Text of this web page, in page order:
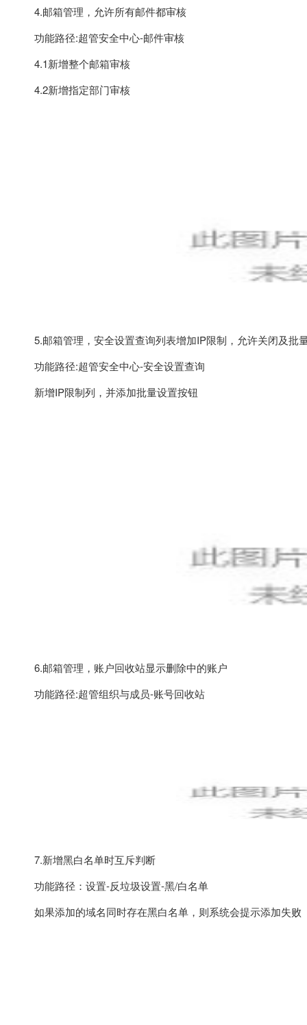
4.邮箱管理，允许所有邮件都审核
功能路径:超管安全中心-邮件审核
4.1新增整个邮箱审核
4.2新增指定部门审核
5.邮箱管理，安全设置查询列表增加IP限制，允许关闭及批
功能路径:超管安全中心-安全设置查询
新增IP限制列，并添加批量设置按钮
6.邮箱管理，账户回收站显示删除中的账户
功能路径:超管组织与成员-账号回收站
7.新增黑白名单时互斥判断
功能路径：设置-反垃圾设置-黑/白名单
如果添加的域名同时存在黑白名单，则系统会提示添加失败